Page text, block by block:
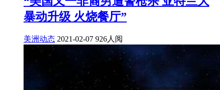
暴动升级 火烧餐厅”
美洲动态 2021-02-07 926人阅